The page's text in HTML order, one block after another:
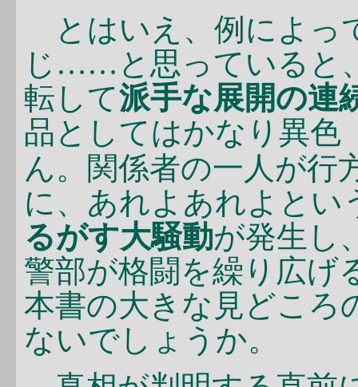
とはいえ、例によっ
じ……と思っていると
転して派手な展開の連
品としてはかなり異色
ん。関係者の一人が行
に、あれよあれよとい
るがす大騒動が発生し
警部が格闘を繰り広げ
本書の大きな見どころ
ないでしょうか。